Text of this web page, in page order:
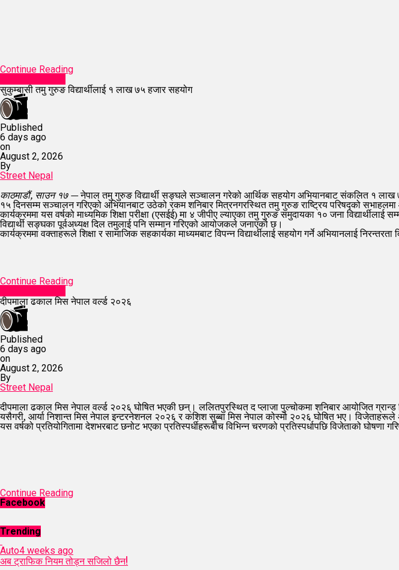
Continue Reading
सुकुम्बासी तमु गुरुङ विद्यार्थीलाई १ लाख ७५ हजार सहयोग
Published
6 days ago
on
August 2, 2026
By
Street Nepal
काठमाडौं, साउन १७ —नेपाल तमु गुरुङ विद्यार्थी सङ्घले सञ्चालन गरेको आर्थिक सहयोग अभियानबाट संकलित १ लाख
१५ दिनसम्म सञ्चालन गरिएको अभियानबाट उठेको रकम शनिबार मित्रनगरस्थित तमु गुरुङ राष्ट्रिय परिषद्को सभाहलमा
कार्यक्रममा यस वर्षको माध्यमिक शिक्षा परीक्षा (एसईई) मा ४ जीपीए ल्याएका तमु गुरुङ समुदायका १० जना
विद्यार्थी सङ्घका पूर्वअध्यक्ष दिल तमुलाई पनि सम्मान गरिएको आयोजकले जनाएको छ।
कार्यक्रममा वक्ताहरूले शिक्षा र सामाजिक सहकार्यका माध्यमबाट विपन्न विद्यार्थीलाई सहयोग गर्ने अभियानलाई निरन्तरता
Continue Reading
दीपमाला ढकाल मिस नेपाल वर्ल्ड २०२६
Published
6 days ago
on
August 2, 2026
By
Street Nepal
दीपमाला ढकाल मिस नेपाल वर्ल्ड २०२६ घोषित भएकी छन्। ललितपुरस्थित द प्लाजा पुल्चोकमा शनिबार आयोजित
यसैगरी, आर्या निशान्त मिस नेपाल इन्टरनेशनल २०२६ र कशिश सुब्बा मिस नेपाल कोस्मो २०२६ घोषित भए। विजेताहरूले अब
यस वर्षको प्रतियोगितामा देशभरबाट छनोट भएका प्रतिस्पर्धीहरूबीच विभिन्न चरणको प्रतिस्पर्धापछि विजेताको घोषणा
Continue Reading
Facebook
Trending
Auto4 weeks ago
अब ट्राफिक नियम तोड्न सजिलो छैन!